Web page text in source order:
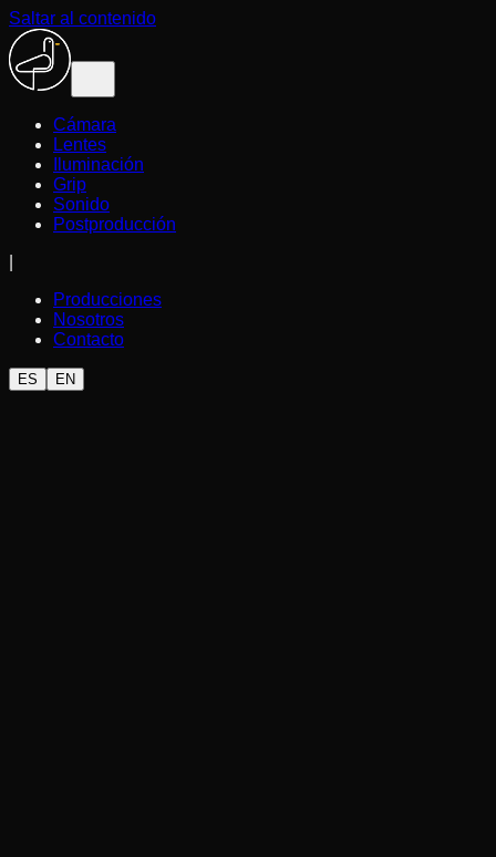
Saltar al contenido
Cámara
Lentes
Iluminación
Grip
Sonido
Postproducción
Producciones
Nosotros
Contacto
ES EN